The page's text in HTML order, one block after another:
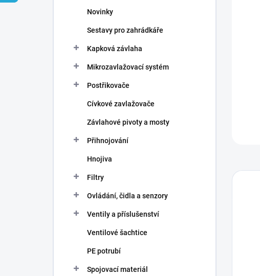
Novinky
Sestavy pro zahrádkáře
Kapková závlaha
Mikrozavlažovací systém
Postřikovače
Cívkové zavlažovače
Závlahové pivoty a mosty
Přihnojování
Hnojiva
Filtry
Ovládání, čidla a senzory
Ventily a příslušenství
Ventilové šachtice
PE potrubí
Spojovací materiál